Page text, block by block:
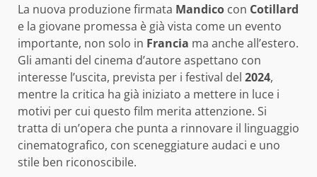
La nuova produzione firmata Mandico con Cotillard
e la giovane promessa è già vista come un evento
importante, non solo in Francia ma anche all’estero.
Gli amanti del cinema d’autore aspettano con
interesse l’uscita, prevista per i festival del 2024,
mentre la critica ha già iniziato a mettere in luce i
motivi per cui questo film merita attenzione. Si
tratta di un’opera che punta a rinnovare il linguaggio
cinematografico, con sceneggiature audaci e uno
stile ben riconoscibile.